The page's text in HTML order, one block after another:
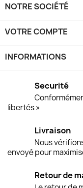
NOTRE SOCIÉTÉ
VOTRE COMPTE
INFORMATIONS
Securité
libertés »
Livraison
Nous
envoyé pour
Retour de